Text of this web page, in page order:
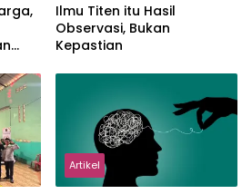
Ilmu Titen itu Hasil
Observasi, Bukan
Kepastian
Artikel